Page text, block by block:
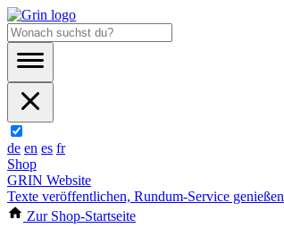
de en es fr
Shop
GRIN Website
Texte veröffentlichen, Rundum-Service genießen
Zur Shop-Startseite